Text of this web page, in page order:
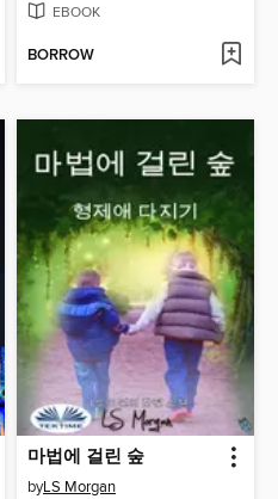
EBOOK
BORROW
마법에 걸린 숲
byLS Morgan